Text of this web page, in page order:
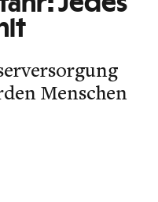
Jedes
Menschen